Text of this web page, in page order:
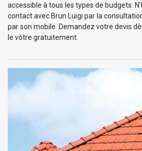
accessible à tous les types de budgets.
contact avec Brun Luigi par la
par son mobile. Demandez votre devis
le vôtre gratuitement.